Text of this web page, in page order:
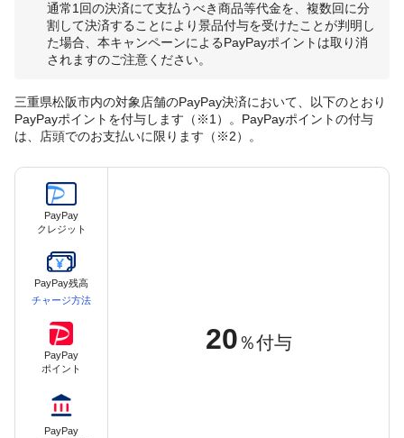
通常1回の決済にて支払うべき商品等代金を、複数回に分
割して決済することにより景品付与を受けたことが判明し
た場合、本キャンペーンによるPayPayポイントは取り消
されますのご注意ください。
三重県松阪市内の対象店舗のPayPay決済において、以下のとおり
PayPayポイントを付与します（※1）。PayPayポイントの付与
は、店頭でのお支払いに限ります（※2）。
PayPay
クレジット
PayPay残高
チャージ方法
PayPay
ポイント
PayPay
20 ％付与